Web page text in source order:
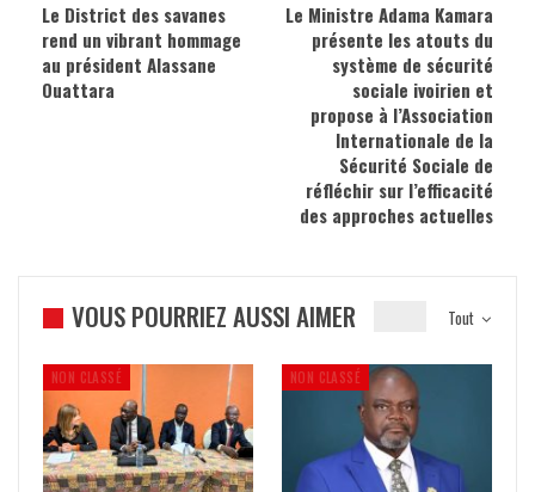
Le District des savanes
rend un vibrant hommage
au président Alassane
Ouattara
Le Ministre Adama Kamara
présente les atouts du
système de sécurité
sociale ivoirien et
propose à l’Association
Internationale de la
Sécurité Sociale de
réfléchir sur l’efficacité
des approches actuelles
Tout
VOUS POURRIEZ AUSSI AIMER
NON CLASSÉ NON CLASSÉ